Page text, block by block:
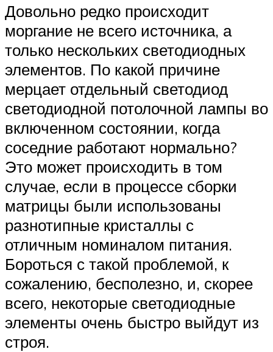
Довольно редко происходит
моргание не всего источника, а
только нескольких светодиодных
элементов. По какой причине
мерцает отдельный светодиод
светодиодной потолочной лампы во
включенном состоянии, когда
соседние работают нормально?
Это может происходить в том
случае, если в процессе сборки
матрицы были использованы
разнотипные кристаллы с
отличным номиналом питания.
Бороться с такой проблемой, к
сожалению, бесполезно, и, скорее
всего, некоторые светодиодные
элементы очень быстро выйдут из
строя.